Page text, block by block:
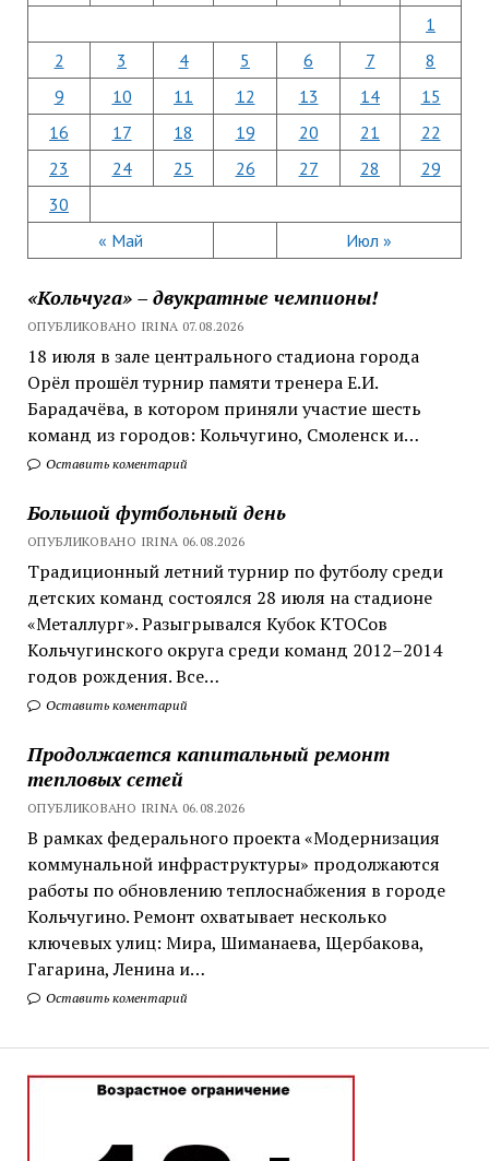
« Май Июл »
1
2
3 4 5 6 7
8
9
10 11 12 13 14
15
16
17 18 19 20 21
22
23
24 25 26 27 28
29
30
«Кольчуга» – двукратные чемпионы!
ОПУБЛИКОВАНО IRINA 07.08.2026
18 июля в зале центрального стадиона города
Орёл прошёл турнир памяти тренера Е.И.
Барадачёва, в котором приняли участие шесть
команд из городов: Кольчугино, Смоленск и…
Оставить коментарий
Большой футбольный день
ОПУБЛИКОВАНО IRINA 06.08.2026
Традиционный летний турнир по футболу среди
детских команд состоялся 28 июля на стадионе
«Металлург». Разыгрывался Кубок КТОСов
Кольчугинского округа среди команд 2012–2014
годов рождения. Все…
Оставить коментарий
Продолжается капитальный ремонт
тепловых сетей
ОПУБЛИКОВАНО IRINA 06.08.2026
В рамках федерального проекта «Модернизация
коммунальной инфраструктуры» продолжаются
работы по обновлению теплоснабжения в городе
Кольчугино. Ремонт охватывает несколько
ключевых улиц: Мира, Шиманаева, Щербакова,
Гагарина, Ленина и…
Оставить коментарий